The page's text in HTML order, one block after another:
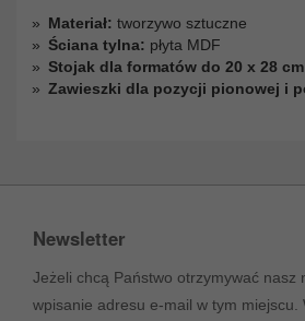
Materiał: tworzywo sztuczne
Ściana tylna: płyta MDF
Stojak dla formatów do 20 x 28 cm
Zawieszki dla pozycji pionowej i
Newsletter
Jeżeli chcą Państwo otrzymywać nasz
wpisanie adresu e-mail w tym miejscu.